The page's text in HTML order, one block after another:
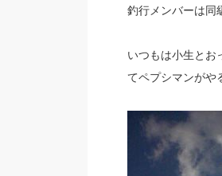
釣行メンバーは同
いつもは小生とお
てペプシマンがや